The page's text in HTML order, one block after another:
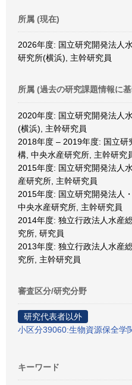
所属 (現在)
2026年度: 国立研究開発法人
研究所(横浜), 主幹研究員
所属 (過去の研究課題情報に
2020年度: 国立研究開発法人
(横浜), 主幹研究員
2018年度 – 2019年度: 国立
構, 中央水産研究所, 主幹研究
2015年度: 国立研究開発法人
産研究所, 主幹研究員
2015年度: 国立研究開発法人
中央水産研究所, 主幹研究員
2014年度: 独立行政法人水産
究所, 研究員
2013年度: 独立行政法人水産
究所, 主幹研究員
審査区分/研究分野
研究代表者以外
小区分39060:生物資源保全学
キーワード